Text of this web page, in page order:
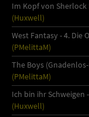
(Huxwell)
West Fantasy - 4. Die
(PMelittaM)
The Boys
(PMelittaM)
Ich bin ihr Schweigen
(Huxwell)